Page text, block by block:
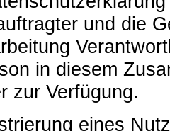
und die
in diesem
zur Verfügung.
eines